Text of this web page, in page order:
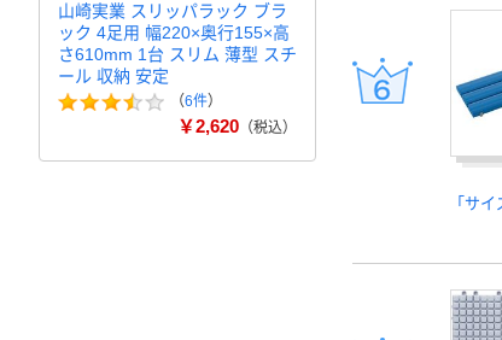
「サ
山崎実業 スリッパラック ブラ
ック 4足用 幅220×奥行155×高
さ610mm 1台 スリム 薄型 スチ
ール 収納 安定
（6件）
￥2,620 （税込）